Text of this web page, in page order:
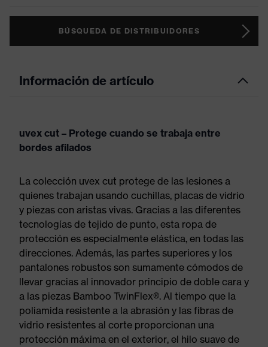
BÚSQUEDA DE DISTRIBUIDORES
Información de artículo
uvex cut – Protege cuando se trabaja entre
bordes afilados
La colección uvex cut protege de las lesiones a
quienes trabajan usando cuchillas, placas de vidrio
y piezas con aristas vivas. Gracias a las diferentes
tecnologías de tejido de punto, esta ropa de
protección es especialmente elástica, en todas las
direcciones. Además, las partes superiores y los
pantalones robustos son sumamente cómodos de
llevar gracias al innovador principio de doble cara y
a las piezas Bamboo TwinFlex®. Al tiempo que la
poliamida resistente a la abrasión y las fibras de
vidrio resistentes al corte proporcionan una
protección máxima en el exterior, el hilo suave de